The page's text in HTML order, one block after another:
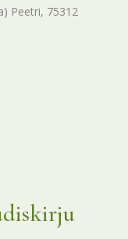
Peetri, 75312